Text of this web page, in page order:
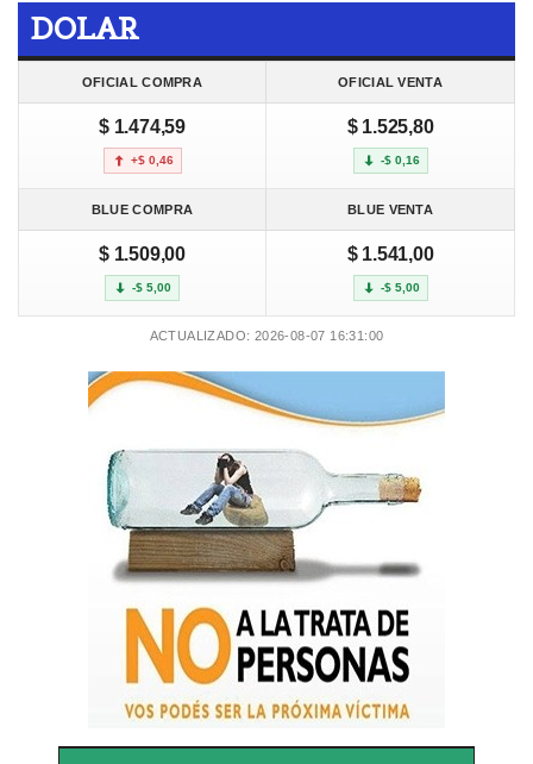
DOLAR
OFICIAL COMPRA OFICIAL VENTA
$ 1.474,59
+$ 0,46
$ 1.525,80
-$ 0,16
BLUE COMPRA BLUE VENTA
$ 1.509,00
-$ 5,00
$ 1.541,00
-$ 5,00
ACTUALIZADO: 2026-08-07 16:31:00